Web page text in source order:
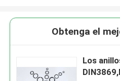
Obtenga el
Los